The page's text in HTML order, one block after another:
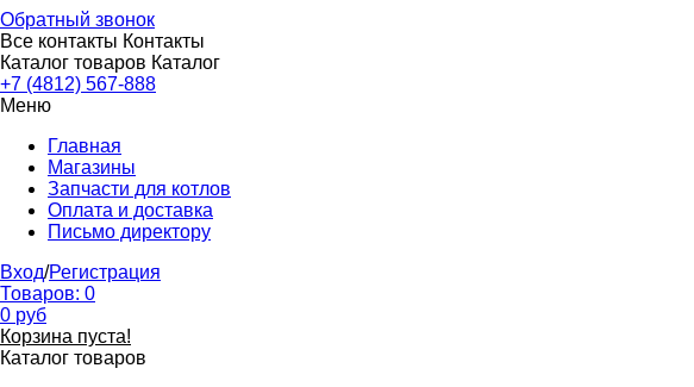
Обратный звонок
Все контакты Контакты
Каталог товаров Каталог
+7 (4812) 567-888
Меню
Главная
Магазины
Запчасти для котлов
Оплата и доставка
Письмо директору
Вход/Регистрация
Товаров: 0
0 руб
Корзина пуста!
Каталог товаров